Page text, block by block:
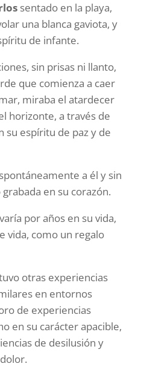
sentado en la playa,
una blanca gaviota, y
de infante.
sin prisas ni llanto,
que comienza a caer
miraba el atardecer
horizonte, a través de
su espíritu de paz y de
a él y sin
en su corazón.
por años en su vida,
vida, como un regalo
otras experiencias
en entornos
de experiencias
en su carácter apacible,
de desilusión y